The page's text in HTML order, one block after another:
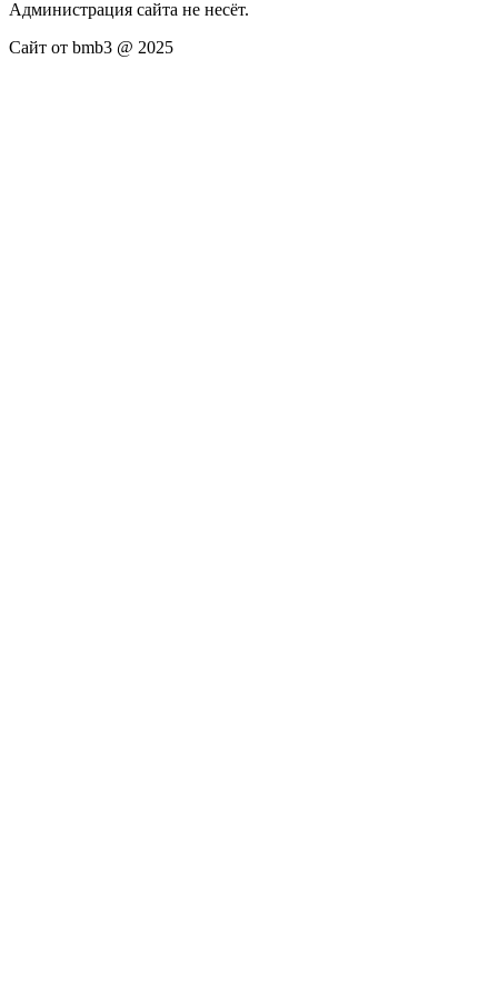
Администрация сайта не несёт.
Сайт от bmb3 @ 2025